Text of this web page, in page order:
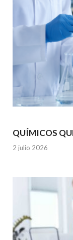
QUÍMICOS
2 julio 2026